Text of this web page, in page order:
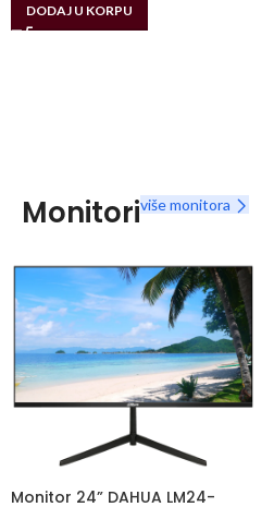
DODAJ U KORPU
Monitoriviše monitora
Monitor 24” DAHUA LM24-